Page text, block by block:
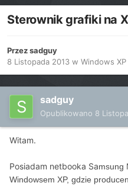
Sterownik grafiki na
Przezsadguy
8 Listopada 2013 w Windows XP
sadguy
Opublikowano 8
Witam.
Posiadam netbooka Samsung
Windowsem XP, gdzie